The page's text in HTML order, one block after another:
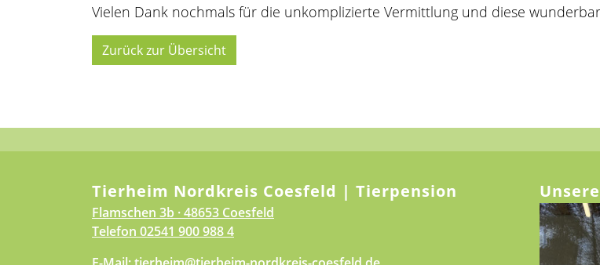
Vielen Dank nochmals für die unkomplizierte Vermittlung und diese
Zurück zur Übersicht
Tierheim Nordkreis Coesfeld | Tierpension
Flamschen 3b · 48653 Coesfeld
Telefon 02541 900 988 4